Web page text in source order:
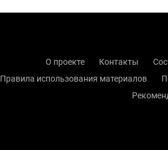
О проекте Контакты
Правила использования материалов